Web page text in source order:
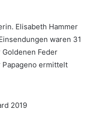
Elisabeth Hammer
waren 31
Feder
ermittelt